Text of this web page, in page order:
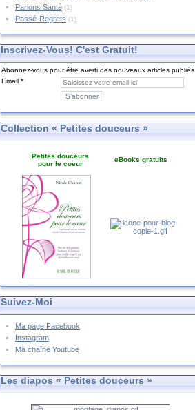
Parlons Santé (1)
Passé-Regrets (1)
Inscrivez-Vous! C'est Gratuit!
Abonnez-vous pour être averti des nouveaux articles publiés.
Email
Collection « Petites douceurs »
Petites douceurs
pour le coeur
eBooks gratuits
Suivez-Moi
Ma page Facebook
Instagram
Ma chaîne Youtube
Les diapos « Petites douceurs »